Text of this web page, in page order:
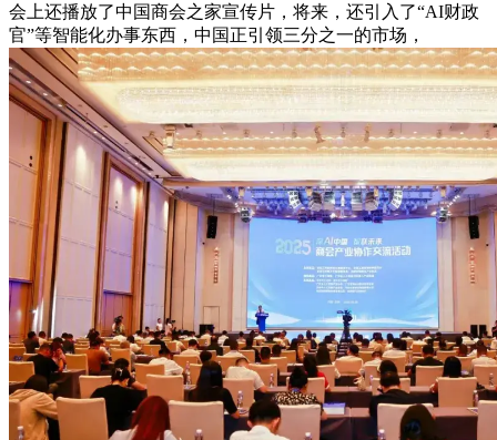
会上还播放了中国商会之家宣传片，将来，还引入了“AI财政
官”等智能化办事东西，中国正引领三分之一的市场，